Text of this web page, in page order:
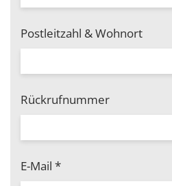
Postleitzahl & Wohnort
Rückrufnummer
E-Mail *